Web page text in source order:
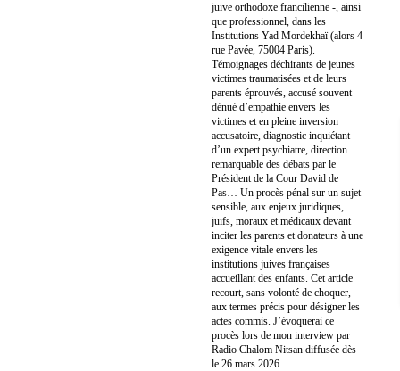
juive orthodoxe francilienne -, ainsi
que professionnel, dans les
Institutions Yad Mordekhaï (alors 4
rue Pavée, 75004 Paris).
Témoignages déchirants de jeunes
victimes traumatisées et de leurs
parents éprouvés, accusé souvent
dénué d’empathie envers les
victimes et en pleine inversion
accusatoire, diagnostic inquiétant
d’un expert psychiatre, direction
remarquable des débats par le
Président de la Cour David de
Pas… Un procès pénal sur un sujet
sensible, aux enjeux juridiques,
juifs, moraux et médicaux devant
inciter les parents et donateurs à une
exigence vitale envers les
institutions juives françaises
accueillant des enfants. Cet article
recourt, sans volonté de choquer,
aux termes précis pour désigner les
actes commis. J’évoquerai ce
procès lors de mon interview par
Radio Chalom Nitsan diffusée dès
le 26 mars 2026.